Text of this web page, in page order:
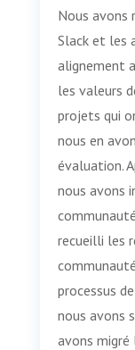
Nous avons
Slack et les
alignement
les valeurs
projets qui
nous en
évaluation.
nous avons
recueilli les
processus
nous avons
avons